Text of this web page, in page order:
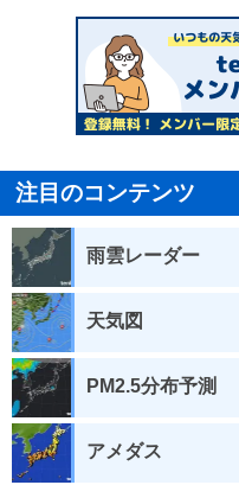
注目のコンテンツ
雨雲レーダー
天気図
PM2.5分布予測
アメダス